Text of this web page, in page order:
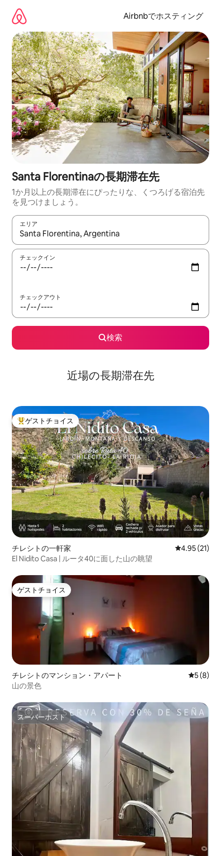
Airbnbでホスティング
Santa Florentinaの長期滞在先
1か月以上の長期滞在にぴったりな、くつろげる宿泊先
を見つけましょう。
エリア
検索結果が表示されたら、上下の矢印キーを使って移動するか
チェックイン
チェックアウト
検索
近場の長期滞在先
大好評のゲストチョイスです。
ゲストチョイス
チレシトの一軒家 レビュー21
4.95 (21)
El Nidito Casa | ルータ40に面した山の眺望
ゲストチョイス
ゲストチョイス
チレシトのマンション・アパート レビュー
5 (8)
山の景色
スーパーホスト
スーパーホスト